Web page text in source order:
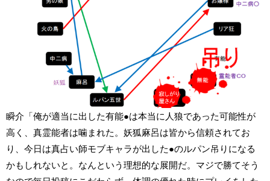
瞬介「俺が適当に出した有能●は本当に人狼であった可能性が
高く、真霊能者は噛まれた。妖狐麻呂は皆から信頼されてお
り、今日は真占い師モブキャラが出した●のルパン吊りになる
かもしれないと。なんという理想的な展開だ。マジで勝てそう